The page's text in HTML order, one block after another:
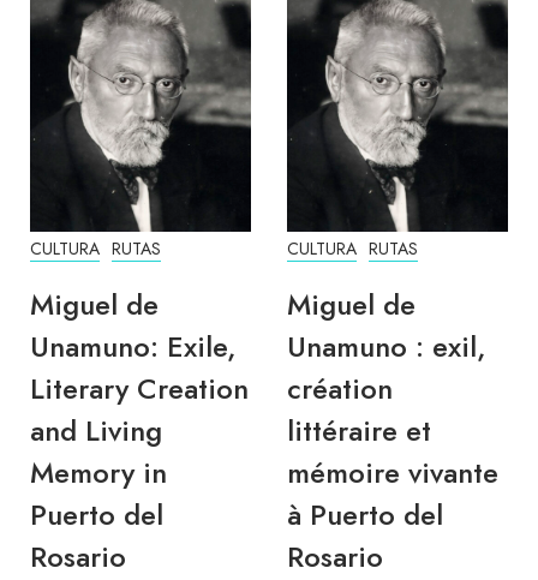
CULTURA RUTAS
Miguel de
Unamuno: Exile,
Literary Creation
and Living
Memory in
Puerto del
Rosario
CULTURA RUTAS
Miguel de
Unamuno : exil,
création
littéraire et
mémoire vivante
à Puerto del
Rosario